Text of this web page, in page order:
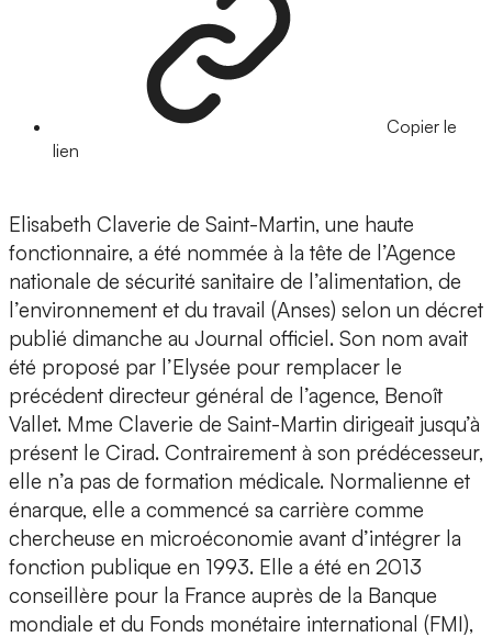
Copier le
lien
Elisabeth Claverie de Saint-Martin, une haute
fonctionnaire, a été nommée à la tête de l’Agence
nationale de sécurité sanitaire de l’alimentation, de
l’environnement et du travail (Anses) selon un décret
publié dimanche au Journal officiel. Son nom avait
été proposé par l’Elysée pour remplacer le
précédent directeur général de l’agence, Benoît
Vallet. Mme Claverie de Saint-Martin dirigeait jusqu’à
présent le Cirad. Contrairement à son prédécesseur,
elle n’a pas de formation médicale. Normalienne et
énarque, elle a commencé sa carrière comme
chercheuse en microéconomie avant d’intégrer la
fonction publique en 1993. Elle a été en 2013
conseillère pour la France auprès de la Banque
mondiale et du Fonds monétaire international (FMI),